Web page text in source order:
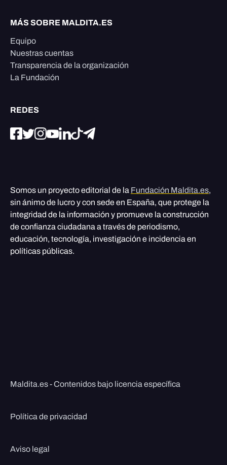
MÁS SOBRE MALDITA.ES
Equipo
Nuestras cuentas
Transparencia de la organización
La Fundación
REDES
Somos un proyecto editorial de la Fundación Maldita.es,
sin ánimo de lucro y con sede en España, que protege la
integridad de la información y promueve la construcción
de confianza ciudadana a través de periodismo,
educación, tecnología, investigación e incidencia en
políticas públicas.
Maldita.es - Contenidos bajo licencia específica
Política de privacidad
Aviso legal